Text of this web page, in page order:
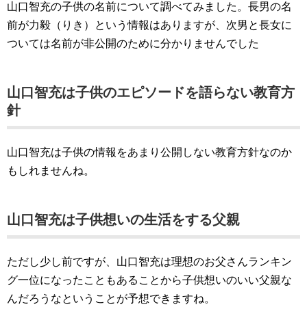
山口智充の子供の名前について調べてみました。長男の名
前が力毅（りき）という情報はありますが、次男と長女に
ついては名前が非公開のために分かりませんでした
山口智充は子供のエピソードを語らない教育方
針
山口智充は子供の情報をあまり公開しない教育方針なのか
もしれませんね。
山口智充は子供想いの生活をする父親
ただし少し前ですが、山口智充は理想のお父さんランキン
グ一位になったこともあることから子供想いのいい父親な
んだろうなということが予想できますね。